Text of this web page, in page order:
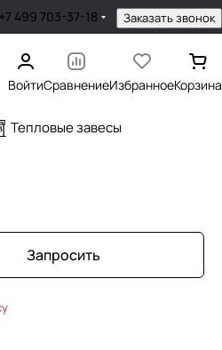
+7 499 703-37-18 Заказать звонок
ВойтиСравнениеИзбранноеКорзина
Тепловые завесы
Запросить